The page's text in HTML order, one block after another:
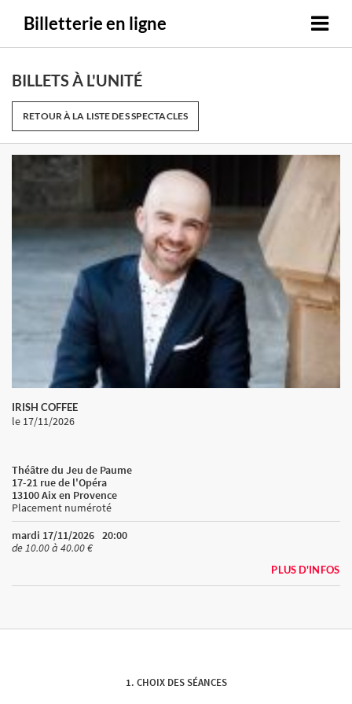
Billetterie en ligne
BILLETS À L'UNITÉ
RETOUR À LA LISTE DES SPECTACLES
IRISH COFFEE
le 17/11/2026
Théâtre du Jeu de Paume
17-21 rue de l'Opéra
13100 Aix en Provence
Placement numéroté
mardi 17/11/2026 20:00
de 10.00 à 40.00 €
PLUS D'INFOS
CHOIX DES SÉANCES